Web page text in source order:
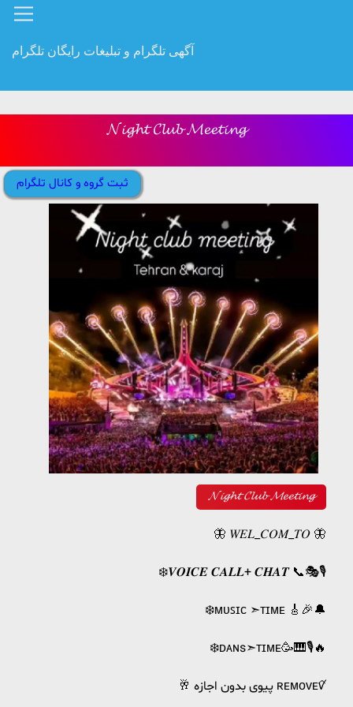
آگهی تلگرام و تبلیغات رایگان تلگرام
𝓝𝓲𝓰𝓱𝓽 𝓒𝓵𝓾𝓫 𝓜𝓮𝓮𝓽𝓲𝓷𝓰
ثبت گروه و کانال تلگرام
𝓝𝓲𝓰𝓱𝓽 𝓒𝓵𝓾𝓫 𝓜𝓮𝓮𝓽𝓲𝓷𝓰
🦋 𝑊𝐸𝐿_𝐶𝑂𝑀_𝑇𝑂 🦋
❄️𝑽𝑶𝑰𝑪𝑬 𝑪𝑨𝑳𝑳+ 𝑪𝑯𝑨𝑻 📞🎭🎙
❄️ᴍᴜꜱɪᴄ ➣ᴛɪᴍᴇ 🎸🎉🔔
❄️ᴅᴀɴs➣ᴛɪᴍᴇ🥳🎹🎙🔥
🥂 پیوی بدون اجازه ʀᴇᴍᴏᴠᴇꪤ